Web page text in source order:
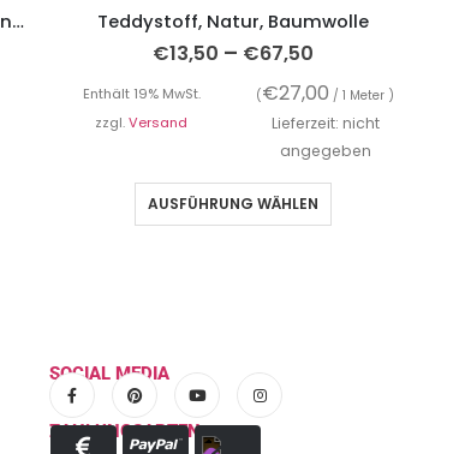
Sweatshirtstoff, Teddystoffoptik, dehnbar, weich und kuschelig – Beige hell Teddystoff, Natur, Baumwolle
€13,50 – €67,50
Enthält 19% MwSt. (€27,00 / 1 Meter )
zzgl.Versand
Lieferzeit: nicht
angegeben
AUSFÜHRUNG WÄHLEN
SOCIAL MEDIA
ZAHLUNGSARTEN